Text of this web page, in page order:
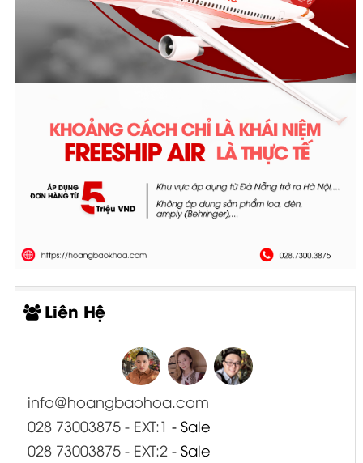
Liên Hệ
info@hoangbaohoa.com
028 73003875 - EXT:1 - Sale
028 73003875 - EXT:2- Sale